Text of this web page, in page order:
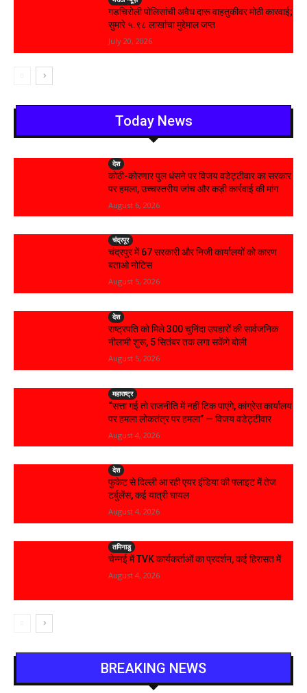
गडचिरोली पोलिसांची अवैध दारू वाहतुकीवर मोठी कारवाई;
सुमारे ५.९८ लाखांचा मुद्देमाल जप्त
July 20, 2026
Today News
देश
कोठी-कोरणार पुल धंसने पर विजय वडेट्टीवार का सरकार
पर हमला, उच्चस्तरीय जांच और कड़ी कार्रवाई की मांग
August 6, 2026
चंद्रपूर
चंद्रपुर में 67 सरकारी और निजी कार्यालयों को कारण
बताओ नोटिस
August 5, 2026
देश
राष्ट्रपति को मिले 300 चुनिंदा उपहारों की सार्वजनिक
नीलामी शुरू, 5 सितंबर तक लगा सकेंगे बोली
August 5, 2026
महाराष्ट्र
“सत्ता गई तो राजनीति में नहीं टिक पाएंगे, कांग्रेस कार्यालय
पर हमला लोकतंत्र पर हमला” — विजय वडेट्टीवार
August 4, 2026
देश
फुकेट से दिल्ली आ रही एयर इंडिया की फ्लाइट में तेज
टर्बुलेंस, कई यात्री घायल
August 4, 2026
तमिनाडु
चेन्नई में TVK कार्यकर्ताओं का प्रदर्शन, कई हिरासत में
August 4, 2026
BREAKING NEWS